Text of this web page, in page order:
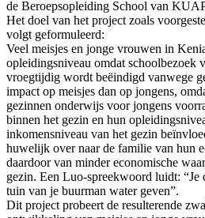
de Beroepsopleiding School van
Het doel van het project zoals
volgt geformuleerd:
Veel meisjes en jonge vrouwen in
opleidingsniveau omdat schoolbezoek
vroegtijdig wordt beëindigd vanwege
impact op meisjes dan op jongens,
gezinnen onderwijs voor jongens
binnen het gezin en hun
inkomensniveau van het gezin
huwelijk over naar de familie van hun
daardoor van minder economische
gezin. Een Luo-spreekwoord luidt: “Je
tuin van je buurman water geven”.
Dit project probeert de resulterende